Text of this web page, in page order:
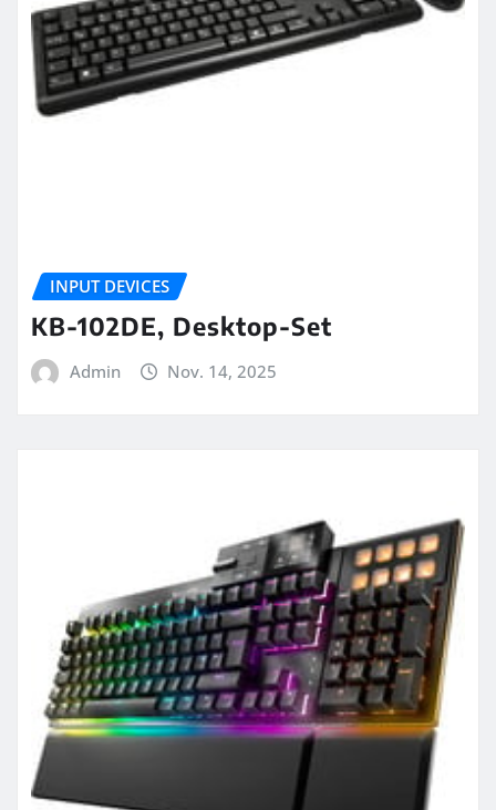
INPUT DEVICES
KB-102DE, Desktop-Set
Admin Nov. 14, 2025